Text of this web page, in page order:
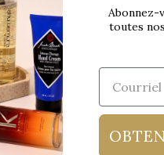
toutes